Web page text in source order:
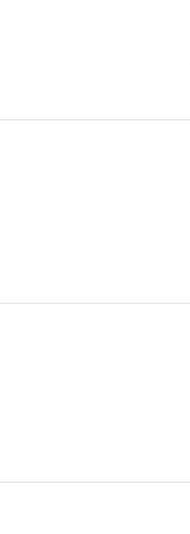
Légal